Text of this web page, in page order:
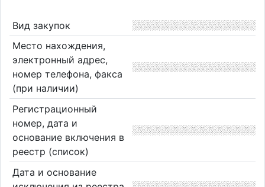
Вид закупок
Место нахождения,
электронный адрес,
номер телефона, факса
(при наличии)
Регистрационный
номер, дата и
основание включения в
реестр (список)
Дата и основание